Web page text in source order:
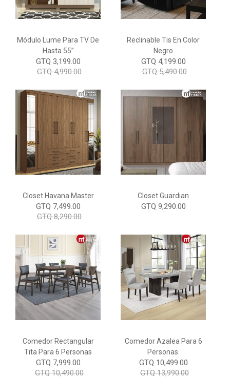
Módulo Lume Para TV De
Hasta 55”
GTQ 3,199.00
GTQ 4,990.00
Reclinable Tis En Color
Negro
GTQ 4,199.00
GTQ 5,490.00
Closet Havana Master
GTQ 7,499.00
GTQ 8,290.00
Closet Guardian
GTQ 9,290.00
Comedor Rectangular
Tita Para 6 Personas
GTQ 7,999.00
GTQ 10,490.00
Comedor Azalea Para 6
Personas.
GTQ 10,499.00
GTQ 13,990.00